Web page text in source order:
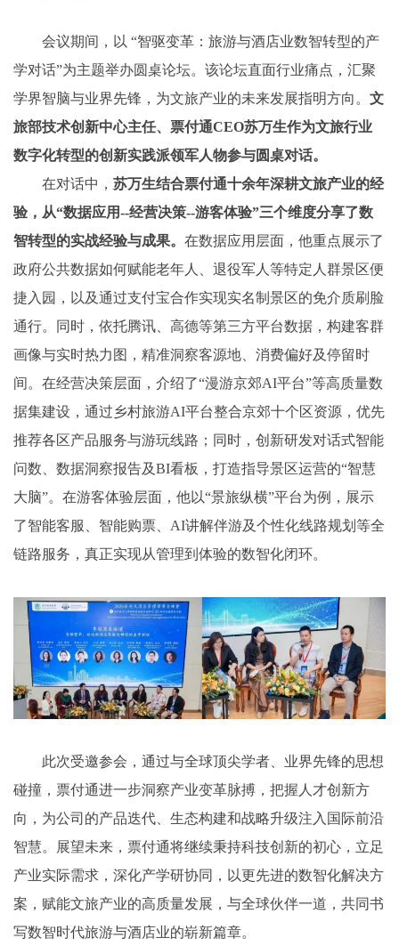
会议期间，以 “智驱变革：旅游与酒店业数智转型的产
学对话”为主题举办圆桌论坛。该论坛直面行业痛点，汇聚
学界智脑与业界先锋，为文旅产业的未来发展指明方向。 文
旅部技术创新中心主任、票付通CEO苏万生作为文旅行业
数字化转型的创新实践派领军人物参与圆桌对话。
在对话中， 苏万生结合票付通十余年深耕文旅产业的经
验，从“数据应用--经营决策--游客体验”三个维度分享了数
智转型的实战经验与成果。 在数据应用层面，他重点展示了
政府公共数据如何赋能老年人、退役军人等特定人群景区便
捷入园，以及通过支付宝合作实现实名制景区的免介质刷脸
通行。同时，依托腾讯、高德等第三方平台数据，构建客群
画像与实时热力图，精准洞察客源地、消费偏好及停留时
间。在经营决策层面，介绍了“漫游京郊AI平台”等高质量数
据集建设，通过乡村旅游AI平台整合京郊十个区资源，优先
推荐各区产品服务与游玩线路；同时，创新研发对话式智能
问数、数据洞察报告及BI看板，打造指导景区运营的“智慧
大脑”。在游客体验层面，他以“景旅纵横”平台为例，展示
了智能客服、智能购票、AI讲解伴游及个性化线路规划等全
链路服务，真正实现从管理到体验的数智化闭环。
此次受邀参会，通过与全球顶尖学者、业界先锋的思想
碰撞，票付通进一步洞察产业变革脉搏，把握人才创新方
向，为公司的产品迭代、生态构建和战略升级注入国际前沿
智慧。展望未来，票付通将继续秉持科技创新的初心，立足
产业实际需求，深化产学研协同，以更先进的数智化解决方
案，赋能文旅产业的高质量发展，与全球伙伴一道，共同书
写数智时代旅游与酒店业的崭新篇章。